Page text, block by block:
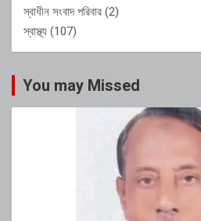
স্বাধীন সংবাদ পরিবার (2)
স্বাস্থ্য (107)
You may Missed